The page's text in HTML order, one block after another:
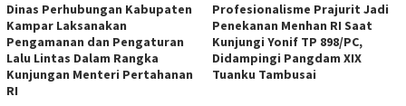
Dinas Perhubungan Kabupaten
Kampar Laksanakan
Pengamanan dan Pengaturan
Lalu Lintas Dalam Rangka
Kunjungan Menteri Pertahanan
RI
Profesionalisme Prajurit Jadi
Penekanan Menhan RI Saat
Kunjungi Yonif TP 898/PC,
Didampingi Pangdam XIX
Tuanku Tambusai